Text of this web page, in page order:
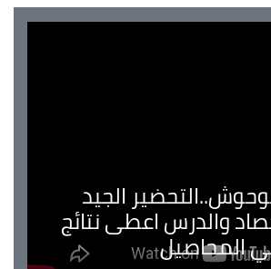
الجيد
والدرس اعطى نتائج
المحاصيل